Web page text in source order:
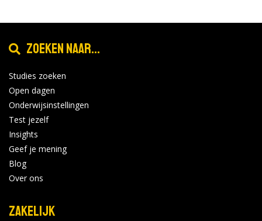
Zoeken naar...
Studies zoeken
Open dagen
Onderwijsinstellingen
Test jezelf
Insights
Geef je mening
Blog
Over ons
Zakelijk